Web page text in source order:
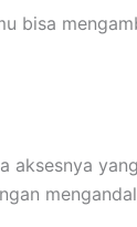
bisa
aksesnya